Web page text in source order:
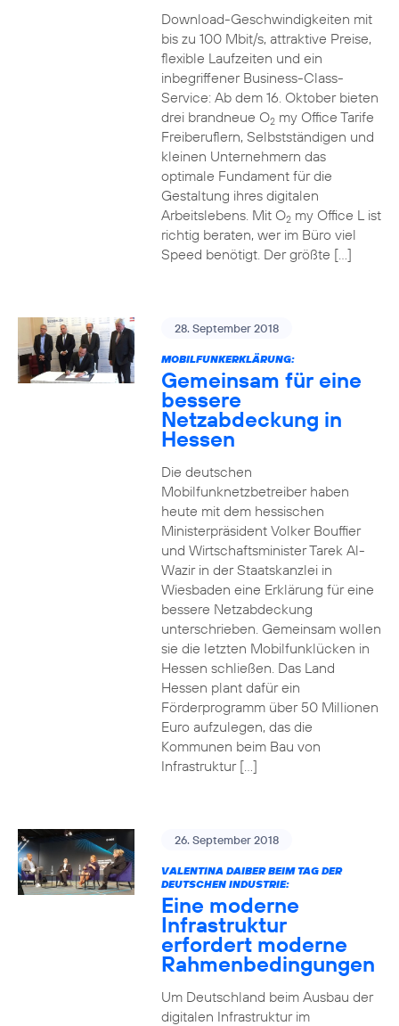
Download-Geschwindigkeiten mit
bis zu 100 Mbit/s, attraktive Preise,
flexible Laufzeiten und ein
inbegriffener Business-Class-
Service: Ab dem 16. Oktober bieten
drei brandneue O2my Office Tarife
Freiberuflern, Selbstständigen und
kleinen Unternehmern das
optimale Fundament für die
Gestaltung ihres digitalen
Arbeitslebens. Mit O2my Office L ist
richtig beraten, wer im Büro viel
Speed benötigt. Der größte […]
28. September 2018
MOBILFUNKERKLÄRUNG:
Gemeinsam für eine
bessere
Netzabdeckung in
Hessen
Die deutschen
Mobilfunknetzbetreiber haben
heute mit dem hessischen
Ministerpräsident Volker Bouffier
und Wirtschaftsminister Tarek Al-
Wazir in der Staatskanzlei in
Wiesbaden eine Erklärung für eine
bessere Netzabdeckung
unterschrieben. Gemeinsam wollen
sie die letzten Mobilfunklücken in
Hessen schließen. Das Land
Hessen plant dafür ein
Förderprogramm über 50 Millionen
Euro aufzulegen, das die
Kommunen beim Bau von
Infrastruktur […]
26. September 2018
VALENTINA DAIBER BEIM TAG DER
DEUTSCHEN INDUSTRIE:
Eine moderne
Infrastruktur
erfordert moderne
Rahmenbedingungen
Um Deutschland beim Ausbau der
digitalen Infrastruktur im